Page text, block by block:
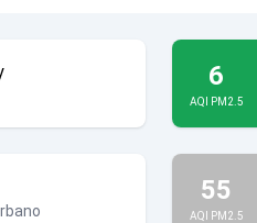
6
AQI PM2.5
55
AQI PM2.5